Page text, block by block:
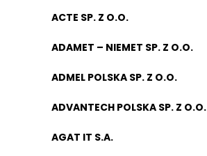
ACTE SP. Z O.O.
ADAMET – NIEMET SP. Z O.O.
ADMEL POLSKA SP. Z O.O.
ADVANTECH POLSKA SP. Z O.O.
AGAT IT S.A.